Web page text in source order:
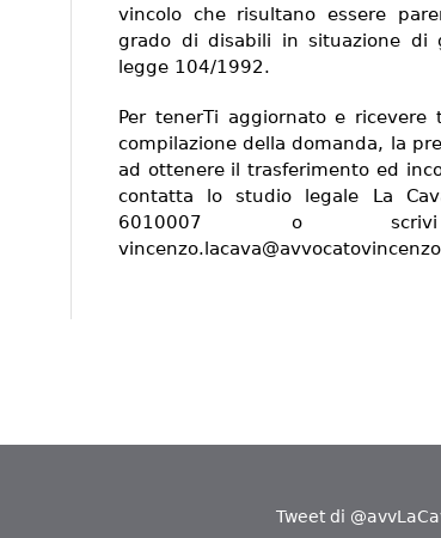
vincolo che risultano essere
grado di disabili in situazione
legge 104/1992.
Per tenerTi aggiornato e
compilazione della domanda, la
ad ottenere il trasferimento ed
contatta lo studio legale La
6010007 o
Tweet di